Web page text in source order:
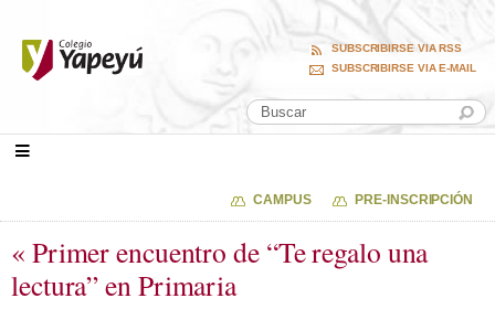
SUBSCRIBIRSE VIA RSS
SUBSCRIBIRSE VIA E-MAIL
CAMPUS PRE-INSCRIPCIÓN
« Primer encuentro de “Te regalo una
lectura” en Primaria